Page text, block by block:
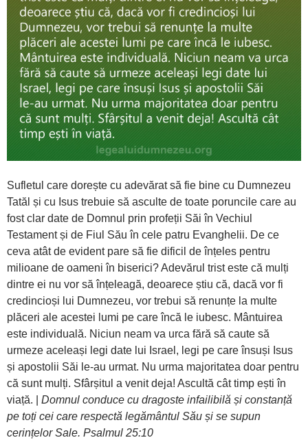
Sufletul care dorește cu adevărat să fie bine cu Dumnezeu
Tatăl și cu Isus trebuie să asculte de toate poruncile care au
fost clar date de Domnul prin profeții Săi în Vechiul
Testament și de Fiul Său în cele patru Evanghelii. De ce
ceva atât de evident pare să fie dificil de înțeles pentru
milioane de oameni în biserici? Adevărul trist este că mulți
dintre ei nu vor să înțeleagă, deoarece știu că, dacă vor fi
credincioși lui Dumnezeu, vor trebui să renunțe la multe
plăceri ale acestei lumi pe care încă le iubesc. Mântuirea
este individuală. Niciun neam va urca fără să caute să
urmeze aceleași legi date lui Israel, legi pe care însuși Isus
și apostolii Săi le-au urmat. Nu urma majoritatea doar pentru
că sunt mulți. Sfârșitul a venit deja! Ascultă cât timp ești în
viață. | Domnul conduce cu dragoste infailibilă și constanță
pe toți cei care respectă legământul Său și se supun
cerințelor Sale. Psalmul 25:10